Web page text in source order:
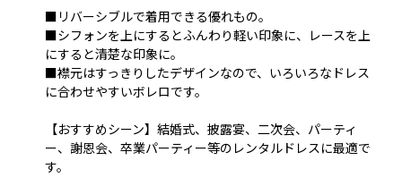
■リバーシブルで着用できる優れもの。
■シフォンを上にするとふんわり軽い印象に、レースを上
にすると清楚な印象に。
■襟元はすっきりしたデザインなので、いろいろなドレス
に合わせやすいボレロです。
【おすすめシーン】結婚式、披露宴、二次会、パーティ
ー、謝恩会、卒業パーティー等のレンタルドレスに最適で
す。